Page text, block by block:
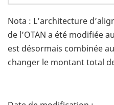
Nota : L’architecture
de l’OTAN a été modifiée
est désormais combinée
changer le montant total